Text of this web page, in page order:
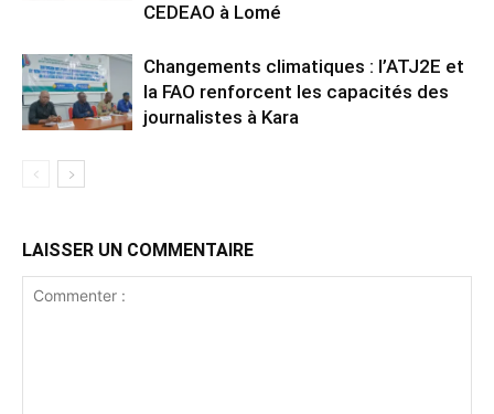
CEDEAO à Lomé
Changements climatiques : l’ATJ2E et
la FAO renforcent les capacités des
journalistes à Kara
LAISSER UN COMMENTAIRE